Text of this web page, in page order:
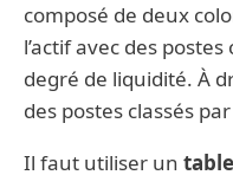
composé de deux
l’actif avec des
degré de liquidité. À
des postes classés
Il faut utiliser un